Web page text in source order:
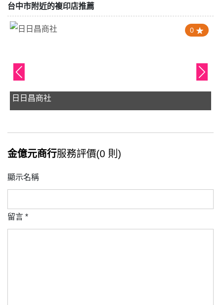
台中市附近的複印店推薦
0
日日昌商社
金億元商行服務評價(0 則)
顯示名稱
留言 *